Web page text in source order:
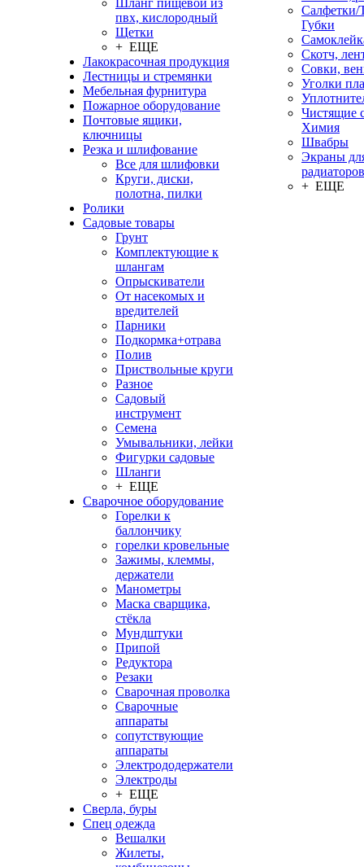
Шланг пищевой из
пвх, кислородный
Щетки
+ ЕЩЕ
Лакокрасочная продукция
Лестницы и стремянки
Мебельная фурнитура
Пожарное оборудование
Почтовые ящики,
ключницы
Резка и шлифование
Все для шлифовки
Круги, диски,
полотна, пилки
Ролики
Садовые товары
Грунт
Комплектующие к
шлангам
Опрыскиватели
От насекомых и
вредителей
Парники
Подкормка+отрава
Полив
Приствольные круги
Разное
Садовый
инструмент
Семена
Умывальники, лейки
Фигурки садовые
Шланги
+ ЕЩЕ
Сварочное оборудование
Горелки к
баллончику
горелки кровельные
Зажимы, клеммы,
держатели
Манометры
Маска сварщика,
стёкла
Мундштуки
Припой
Редуктора
Резаки
Сварочная проволка
Сварочные
аппараты
сопутствующие
аппараты
Электрододержатели
Электроды
+ ЕЩЕ
Сверла, буры
Спец одежда
Вешалки
Жилеты,
Салфетки/
Губки
Скотч,
Совки,
Уголки
Чистящие
Химия
Швабры
Экраны
радиаторов
+ ЕЩЕ